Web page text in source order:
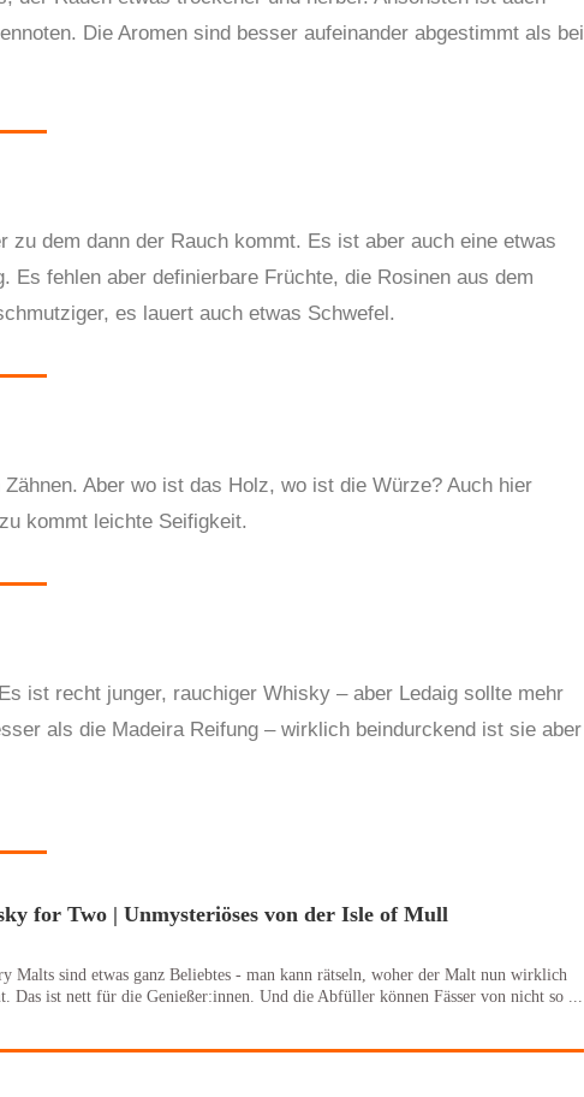
Die Aromen sind besser aufeinander abgestimmt als bei
zu dem dann der Rauch kommt. Es ist aber auch eine etwas
Es fehlen aber definierbare Früchte, die Rosinen aus dem
es lauert auch etwas Schwefel.
Aber wo ist das Holz, wo ist die Würze? Auch hier
kommt leichte Seifigkeit.
ist recht junger, rauchiger Whisky – aber Ledaig sollte mehr
als die Madeira Reifung – wirklich beindurckend ist sie aber
for Two | Unmysteriöses von der Isle of Mull
Malts sind etwas ganz Beliebtes - man kann rätseln, woher der Malt nun wirklich
Das ist nett für die Genießer:innen. Und die Abfüller können Fässer von nicht so ...